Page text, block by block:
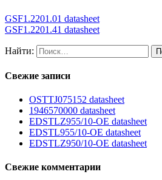
GSF1.2201.01 datasheet
GSF1.2201.41 datasheet
Найти:
Свежие записи
OSTTJ075152 datasheet
1946570000 datasheet
EDSTLZ955/10-OE datasheet
EDSTL955/10-OE datasheet
EDSTLZ950/10-OE datasheet
Свежие комментарии